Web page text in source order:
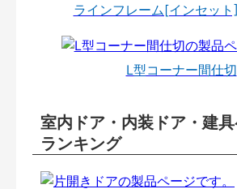
ラインフレーム[インセッ
L型コーナー間仕切
室内ドア・内装ドア・建
ランキング